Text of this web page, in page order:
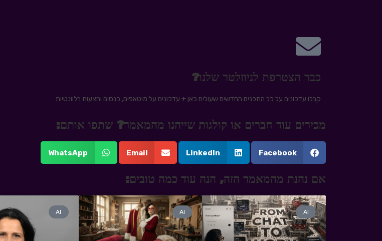
כבר הצטרפת לניוזלטר שלנו?
קבלו עדכונים על כל התכנים החדשים שעולים כאן + עדכונים על מיטאפים, כנסים והצעות רלוונטיות
מכירים עוד חברים או קולגות שייהנו מהמאמר? שתפו אותם:
Facebook
LinkedIn
Email
WhatsApp
אם נהנת מהמאמר הזה, הנה עוד כמה טובים:
AI
AI
AI